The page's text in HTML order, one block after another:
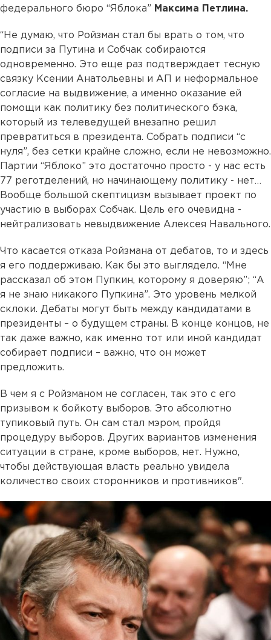
федерального бюро “Яблока” Максима Петлина.
“Не думаю, что Ройзман стал бы врать о том, что
подписи за Путина и Собчак собираются
одновременно. Это еще раз подтверждает тесную
связку Ксении Анатольевны и АП и неформальное
согласие на выдвижение, а именно оказание ей
помощи как политику без политического бэка,
который из телеведущей внезапно решил
превратиться в президента. Собрать подписи “с
нуля”, без сетки крайне сложно, если не невозможно.
Партии “Яблоко” это достаточно просто - у нас есть
77 реготделений, но начинающему политику - нет…
Вообще большой скептицизм вызывает проект по
участию в выборах Собчак. Цель его очевидна -
нейтрализовать невыдвижение Алексея Навального.
Что касается отказа Ройзмана от дебатов, то и здесь
я его поддерживаю. Как бы это выглядело. “Мне
рассказал об этом Пупкин, которому я доверяю”; “А
я не знаю никакого Пупкина”. Это уровень мелкой
склоки. Дебаты могут быть между кандидатами в
президенты – о будущем страны. В конце концов, не
так даже важно, как именно тот или иной кандидат
собирает подписи – важно, что он может
предложить.
В чем я с Ройзманом не согласен, так это с его
призывом к бойкоту выборов. Это абсолютно
тупиковый путь. Он сам стал мэром, пройдя
процедуру выборов. Других вариантов изменения
ситуации в стране, кроме выборов, нет. Нужно,
чтобы действующая власть реально увидела
количество своих сторонников и противников".